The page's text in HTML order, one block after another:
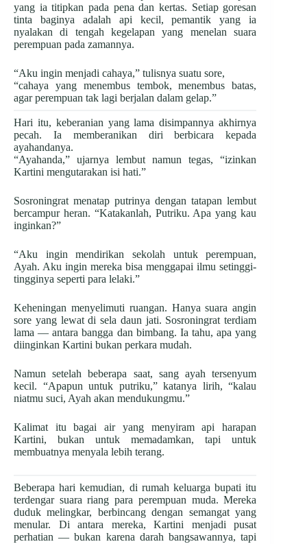
yang ia titipkan pada pena dan kertas. Setiap goresan
tinta baginya adalah api kecil, pemantik yang ia
nyalakan di tengah kegelapan yang menelan suara
perempuan pada zamannya.
“Aku ingin menjadi cahaya,” tulisnya suatu sore,
“cahaya yang menembus tembok, menembus batas,
agar perempuan tak lagi berjalan dalam gelap.”
Hari itu, keberanian yang lama disimpannya akhirnya
pecah. Ia memberanikan diri berbicara kepada
ayahandanya.
“Ayahanda,” ujarnya lembut namun tegas, “izinkan
Kartini mengutarakan isi hati.”
Sosroningrat menatap putrinya dengan tatapan lembut
bercampur heran. “Katakanlah, Putriku. Apa yang kau
inginkan?”
“Aku ingin mendirikan sekolah untuk perempuan,
Ayah. Aku ingin mereka bisa menggapai ilmu setinggi-
tingginya seperti para lelaki.”
Keheningan menyelimuti ruangan. Hanya suara angin
sore yang lewat di sela daun jati. Sosroningrat terdiam
lama — antara bangga dan bimbang. Ia tahu, apa yang
diinginkan Kartini bukan perkara mudah.
Namun setelah beberapa saat, sang ayah tersenyum
kecil. “Apapun untuk putriku,” katanya lirih, “kalau
niatmu suci, Ayah akan mendukungmu.”
Kalimat itu bagai air yang menyiram api harapan
Kartini, bukan untuk memadamkan, tapi untuk
membuatnya menyala lebih terang.
Beberapa hari kemudian, di rumah keluarga bupati itu
terdengar suara riang para perempuan muda. Mereka
duduk melingkar, berbincang dengan semangat yang
menular. Di antara mereka, Kartini menjadi pusat
perhatian — bukan karena darah bangsawannya, tapi